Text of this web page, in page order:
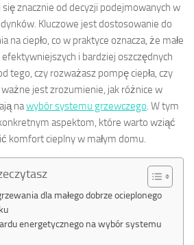
znacznie od decyzji podejmowanych w
Kluczowe jest dostosowanie do
na ciepło, co w praktyce oznacza, że małe
i bardziej oszczędnych
tego, czy rozważasz pompę ciepła, czy
, ważne jest zrozumienie, jak różnice w
nawybór systemu grzewczego . W tym
aspektom, które warto wziąć
komfort cieplny w małym domu.
dla małego dobrze ocieplonego
energetycznego na wybór systemu